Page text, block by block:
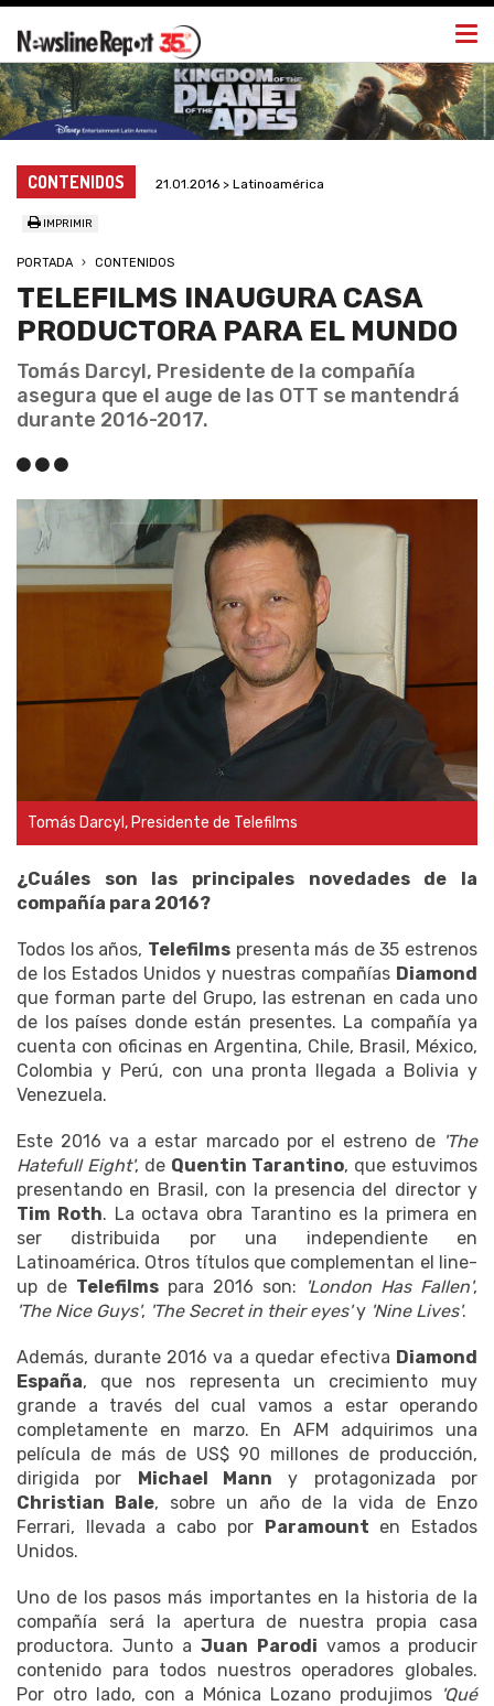
CONTENIDOS 21.01.2016 > Latinoamérica
IMPRIMIR
PORTADA CONTENIDOS
TELEFILMS INAUGURA CASA
PRODUCTORA PARA EL MUNDO
Tomás Darcyl, Presidente de la compañía
asegura que el auge de las OTT se mantendrá
durante 2016-2017.
Tomás Darcyl, Presidente de Telefilms
¿Cuáles son las principales novedades de la
compañía para 2016?
Todos los años, Telefilmspresenta más de 35 estrenos
de los Estados Unidos y nuestras compañías Diamond
que forman parte del Grupo, las estrenan en cada uno
de los países donde están presentes. La compañía ya
cuenta con oficinas en Argentina, Chile, Brasil, México,
Colombia y Perú, con una pronta llegada a Bolivia y
Venezuela.
Este 2016 va a estar marcado por el estreno de 'The
Hatefull Eight', de Quentin Tarantino, que estuvimos
presentando en Brasil, con la presencia del director y
Tim Roth. La octava obra Tarantino es la primera en
ser distribuida por una independiente en
Latinoamérica. Otros títulos que complementan el line-
up de Telefilms para 2016 son: 'London Has Fallen',
'The Nice Guys', 'The Secret in their eyes'y 'Nine Lives'.
Además, durante 2016 va a quedar efectiva Diamond
España, que nos representa un crecimiento muy
grande a través del cual vamos a estar operando
completamente en marzo. En AFM adquirimos una
película de más de US$ 90 millones de producción,
dirigida por Michael Mann y protagonizada por
Christian Bale, sobre un año de la vida de Enzo
Ferrari, llevada a cabo por Paramount en Estados
Unidos.
Uno de los pasos más importantes en la historia de la
compañía será la apertura de nuestra propia casa
productora. Junto aJuan Parodi vamos a producir
contenido para todos nuestros operadores globales.
Por otro lado, con a Mónica Lozano produjimos 'Qué